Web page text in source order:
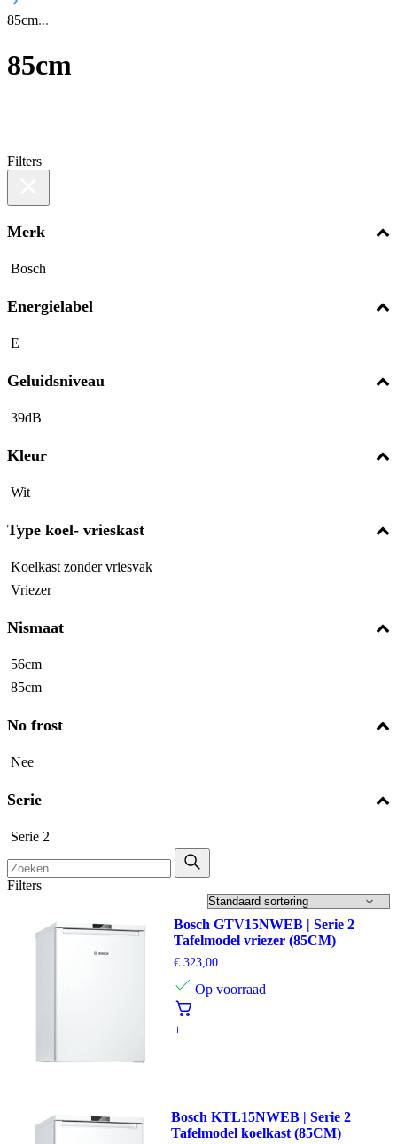
85cm
85cm
Filters
Merk
Bosch
Energielabel
E
Geluidsniveau
39dB
Kleur
Wit
Type koel- vrieskast
Koelkast zonder vriesvak
Vriezer
Nismaat
56cm
85cm
No frost
Nee
Serie
Serie 2
Filters
Bosch GTV15NWEB | Serie 2
Tafelmodel vriezer (85CM)
€323,00
Op voorraad
+
Bosch KTL15NWEB | Serie 2
Tafelmodel koelkast (85CM)